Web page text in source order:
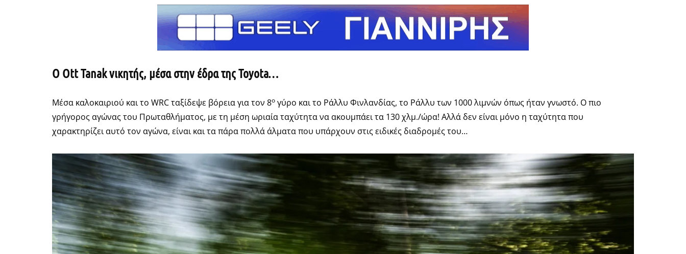
O Ott Tanak νικητής, μέσα στην έδρα της Toyota…
Μέσα καλοκαιριού και το WRC ταξίδεψε βόρεια για τον 8ο γύρο και το Ράλλυ Φινλανδίας, το Ράλλυ των 1000 λιμνών όπως ήταν γνωστό. Ο πιο
γρήγορος αγώνας του Πρωταθλήματος, με τη μέση ωριαία ταχύτητα να ακουμπάει τα 130 χλμ./ώρα! Αλλά δεν είναι μόνο η ταχύτητα που
χαρακτηρίζει αυτό τον αγώνα, είναι και τα πάρα πολλά άλματα που υπάρχουν στις ειδικές διαδρομές του…